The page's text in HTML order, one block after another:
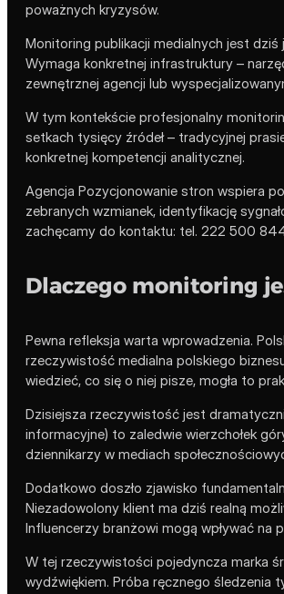
poważnych kryzysów.
Monitoring publikacji medialnych jest
Wymaga konkretnej infrastruktury –
zewnętrznej agencji lub
W tym kontekście profesjonalny
setkach tysięcy źródeł – tradycyjnej
konkretnej kompetencji analitycznej.
Agencja Pozycjonowanie stron wspiera
zebranych wzmianek, identyfikację
zachęcamy do kontaktu: tel. 222 500
Dlaczego monitoring
Pewna refleksja warta wprowadzenia.
rzeczywistość medialna polskiego
wiedzieć, co się o niej pisze, mogła to
Dzisiejsza rzeczywistość jest
informacyjne) to zaledwie wierzchołek
dziennikarzy w mediach
Dodatkowo doszło zjawisko
Niezadowolony klient ma dziś realną
Influencerzy branżowi mogą wpływać na
W tej rzeczywistości pojedyncza marka
wydźwiękiem. Próba ręcznego śledzenia